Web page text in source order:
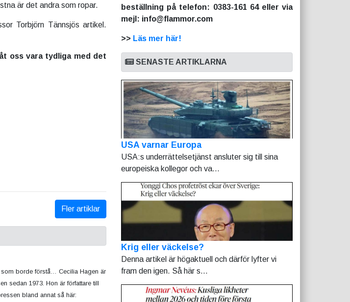
är det andra som ropar.
Torbjörn Tännsjös artikel.
oss vara tydliga med det
Fler artiklar
borde förstå… Cecilia Hagen är
sedan 1973. Hon är författare till
bland annat så här:
beställning på telefon: 0383-161 64 eller via
mejl: info@flammor.com
>> Läs mer här!
SENASTE ARTIKLARNA
USA varnar Europa
USA:s underrättelsetjänst ansluter sig till sina
europeiska kollegor och va...
Krig eller väckelse?
Denna artikel är högaktuell och därför lyfter vi
fram den igen. Så här s...